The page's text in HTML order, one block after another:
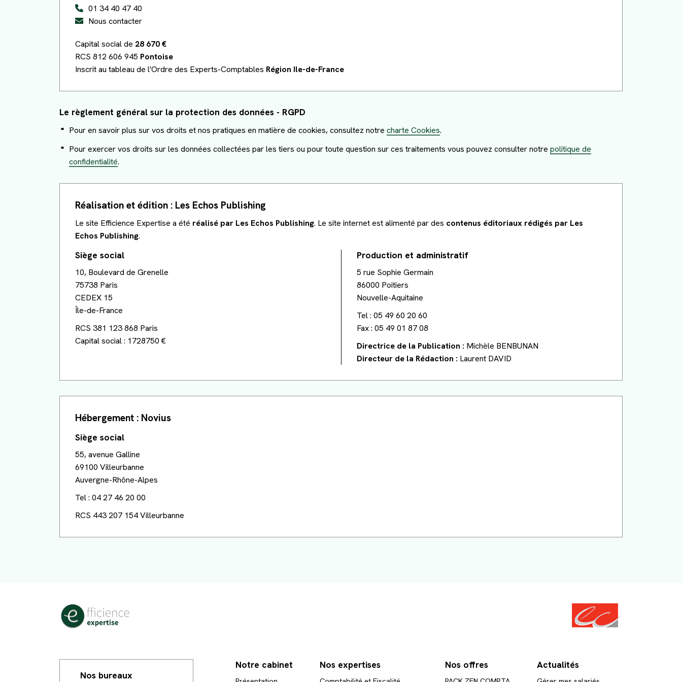
Juridique d’entreprise
PACK CREA
Facturation Électronique
Échéanciers
Simulateurs
01 34 40 47 40
Nous contacter
Capital social de 28 670 €
RCS 812 606 945 Pontoise
Inscrit au tableau de l'Ordre des Experts-Comptables Région Ile-de-France
Le règlement général sur la protection des données - RGPD
Pour en savoir plus sur vos droits et nos pratiques en matière de cookies, consultez notrecharte Cookies.
Pour exercer vos droits sur les données collectées par les tiers ou pour toute question sur ces traitements vous pouvez consulter notrepolitique de
confidentialité.
Réalisation et édition : Les Echos Publishing
Le site Efficience Expertise a été réalisé par Les Echos Publishing. Le site internet est alimenté par des contenus éditoriaux rédigés par Les
Echos Publishing.
Siège social
10, Boulevard de Grenelle
75738 Paris
CEDEX 15
Île-de-France
RCS 381 123 868 Paris
Capital social : 1728750 €
Production et administratif
5 rue Sophie Germain
86000 Poitiers
Nouvelle-Aquitaine
Tel : 05 49 60 20 60
Fax : 05 49 01 87 08
Directrice de la Publication : Michèle BENBUNAN
Directeur de la Rédaction : Laurent DAVID
Hébergement : Novius
Siège social
55, avenue Galline
69100 Villeurbanne
Auvergne-Rhône-Alpes
Tel : 04 27 46 20 00
RCS 443 207 154 Villeurbanne
Nos bureaux
Notre cabinet Nos expertises Nos offres Actualités